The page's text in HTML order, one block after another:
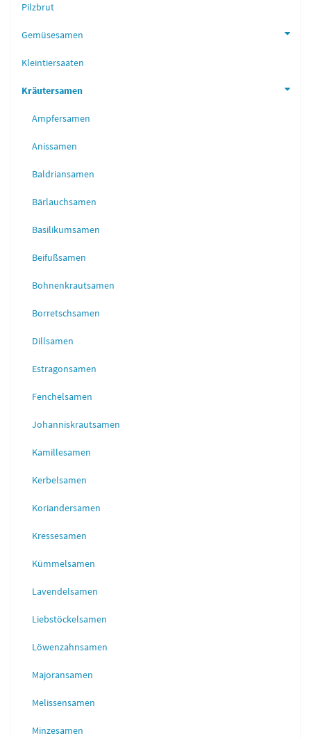
Pilzbrut
Gemüsesamen
Kleintiersaaten
Kräutersamen
Ampfersamen
Anissamen
Baldriansamen
Bärlauchsamen
Basilikumsamen
Beifußsamen
Bohnenkrautsamen
Borretschsamen
Dillsamen
Estragonsamen
Fenchelsamen
Johanniskrautsamen
Kamillesamen
Kerbelsamen
Koriandersamen
Kressesamen
Kümmelsamen
Lavendelsamen
Liebstöckelsamen
Löwenzahnsamen
Majoransamen
Melissensamen
Minzesamen